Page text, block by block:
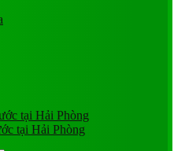
tại Hải Phòng
tại Hải Phòng